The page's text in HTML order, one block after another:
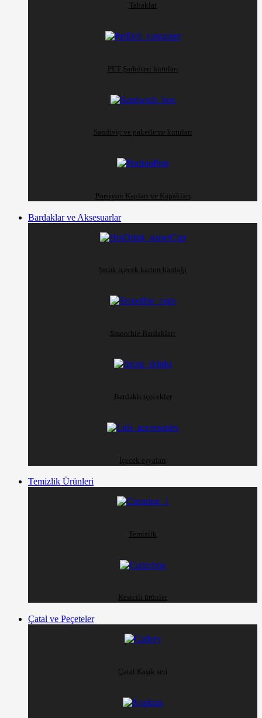
Tabaklar
PET Şarküteri kutuları
Sandiviç ve paketleme kutuları
Porsiyon Kapları ve Kapakları
Bardaklar ve Aksesuarlar
Sıcak içecek karton bardağı
Smoothie Bardakları
Bardaklı içecekler
İçecek eşyaları
Temizlik Ürünleri
Temizilk
Kesicili ürünler
Çatal ve Peçeteler
Çatal Kaşık seti